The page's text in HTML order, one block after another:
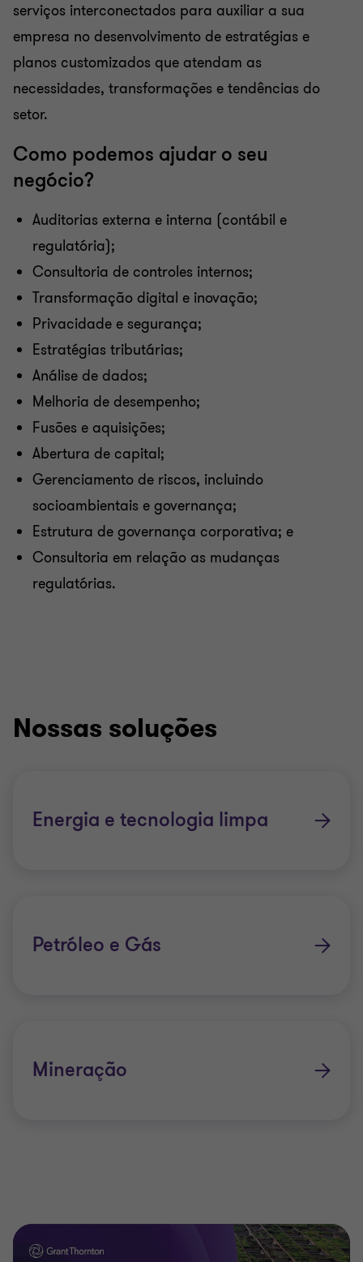
serviços interconectados para auxiliar a sua
empresa no desenvolvimento de estratégias e
planos customizados que atendam as
necessidades, transformações e tendências do
setor.
Como podemos ajudar o seu
negócio?
Auditorias externa e interna (contábil e
regulatória);
Consultoria de controles internos;
Transformação digital e inovação;
Privacidade e segurança;
Estratégias tributárias;
Análise de dados;
Melhoria de desempenho;
Fusões e aquisições;
Abertura de capital;
Gerenciamento de riscos, incluindo
socioambientais e governança;
Estrutura de governança corporativa; e
Consultoria em relação as mudanças
regulatórias.
Nossas soluções
Energia e tecnologia limpa
Petróleo e Gás
Mineração